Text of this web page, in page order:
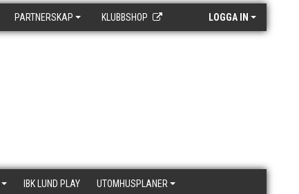
PARTNERSKAP KLUBBSHOP LOGGA IN
IBK LUND PLAY UTOMHUSPLANER